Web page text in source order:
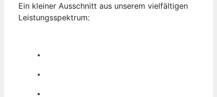
Ein kleiner Ausschnitt aus unserem vielfältigen
Leistungsspektrum: